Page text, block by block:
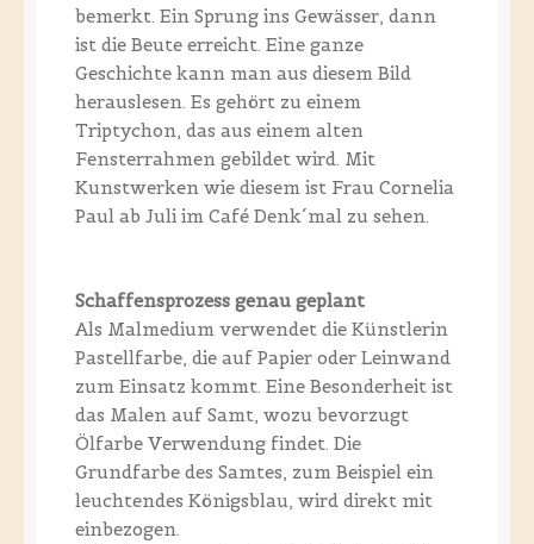
bemerkt. Ein Sprung ins Gewässer, dann
ist die Beute erreicht. Eine ganze
Geschichte kann man aus diesem Bild
herauslesen. Es gehört zu einem
Triptychon, das aus einem alten
Fensterrahmen gebildet wird. Mit
Kunstwerken wie diesem ist Frau Cornelia
Paul ab Juli im Café Denk´mal zu sehen.
Schaffensprozess genau geplant
Als Malmedium verwendet die Künstlerin
Pastellfarbe, die auf Papier oder Leinwand
zum Einsatz kommt. Eine Besonderheit ist
das Malen auf Samt, wozu bevorzugt
Ölfarbe Verwendung findet. Die
Grundfarbe des Samtes, zum Beispiel ein
leuchtendes Königsblau, wird direkt mit
einbezogen.